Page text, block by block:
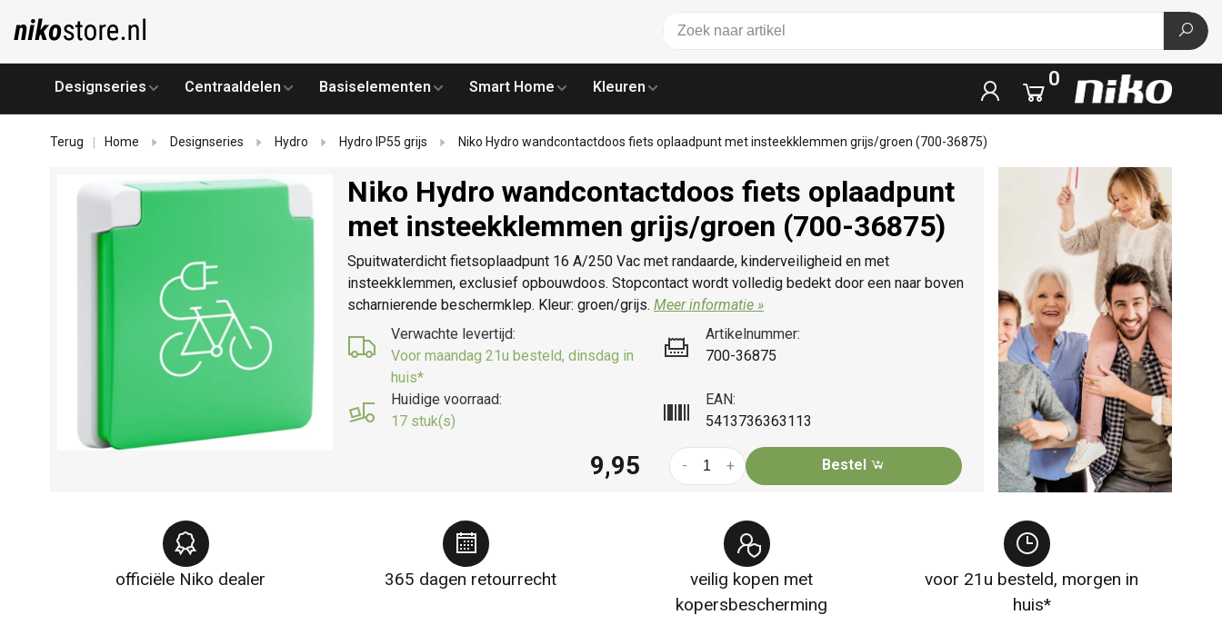
Designseries Centraaldelen Basiselementen Smart Home Kleuren 0
Terug Home Designseries Hydro Hydro IP55 grijs Niko Hydro wandcontactdoos fiets oplaadpunt met insteekklemmen grijs/groen (700-36875)
Niko Hydro wandcontactdoos fiets oplaadpunt
met insteekklemmen grijs/groen (700-36875)
Spuitwaterdicht fietsoplaadpunt 16 A/250 Vac met randaarde, kinderveiligheid en met
insteekklemmen, exclusief opbouwdoos. Stopcontact wordt volledig bedekt door een naar boven
scharnierende beschermklep. Kleur: groen/grijs.Meer informatie »
Verwachte levertijd:
Voor maandag 21u besteld, dinsdag in
huis*
Huidige voorraad:
17 stuk(s)
Artikelnummer:
700-36875
EAN:
5413736363113
9,95 +
- Bestel
officiële Niko dealer 365 dagen retourrecht
veilig kopen met
kopersbescherming
voor 21u besteld, morgen in
huis*